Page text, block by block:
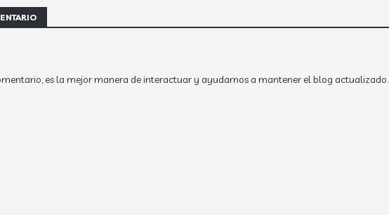
es la mejor manera de interactuar y ayudarnos a mantener el blog actualizado.